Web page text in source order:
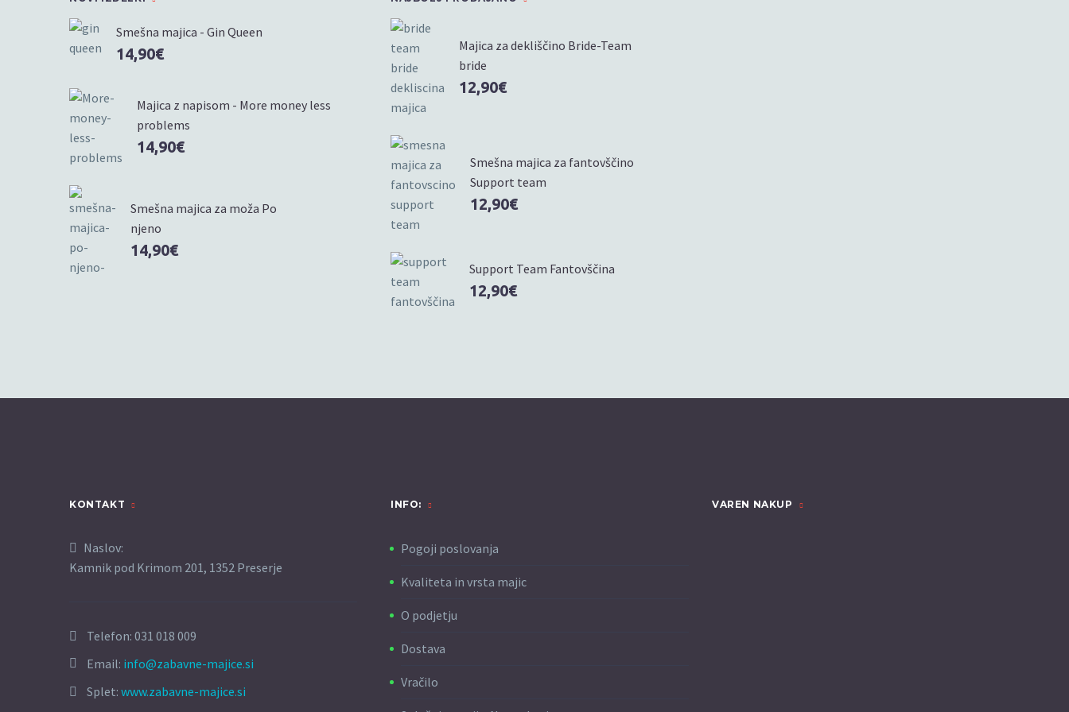
Smešna majica - Gin Queen
14,90€
Majica z napisom - More money less
problems
14,90€
Smešna majica za moža Po
njeno
14,90€
Majica za dekliščino Bride-Team
bride
12,90€
Smešna majica za fantovščino
Support team
12,90€
Support Team Fantovščina
12,90€
KONTAKT
Naslov:
Kamnik pod Krimom 201, 1352 Preserje
Telefon: 031 018 009
Email: info@zabavne-majice.si
Splet: www.zabavne-majice.si
INFO:
Pogoji poslovanja
Kvaliteta in vrsta majic
O podjetju
Dostava
Vračilo
VAREN NAKUP